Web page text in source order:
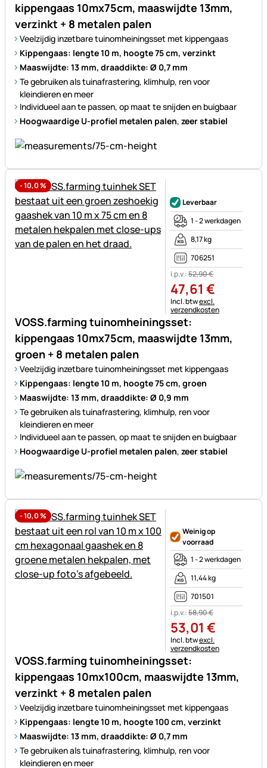
kippengaas 10mx75cm, maaswijdte 13mm,
verzinkt + 8 metalen palen
Veelzijdig inzetbare tuinomheiningsset met kippengaas
Kippengaas: lengte 10 m, hoogte 75 cm, verzinkt
Maaswijdte: 13 mm, draaddikte: Ø 0,7 mm
Te gebruiken als tuinafrastering, klimhulp, ren voor
kleindieren en meer
Individueel aan te passen, op maat te snijden en buigbaar
Hoogwaardige U-profiel metalen palen, zeer stabiel
-10,0%
VOSS.farming tuinomheiningsset:
kippengaas 10mx75cm, maaswijdte 13mm,
groen + 8 metalen palen
Veelzijdig inzetbare tuinomheiningsset met kippengaas
Kippengaas: lengte 10 m, hoogte 75 cm, groen
Maaswijdte: 13 mm, draaddikte: Ø 0,9 mm
Te gebruiken als tuinafrastering, klimhulp, ren voor
kleindieren en meer
Individueel aan te passen, op maat te snijden en buigbaar
Hoogwaardige U-profiel metalen palen, zeer stabiel
Leverbaar
1 - 2 werkdagen
8,17 kg
706251
i.p.v.:52,90€
47,61 €
Belastinginformatie:
Incl. btwexcl.
verzendkosten
-10,0%
VOSS.farming tuinomheiningsset:
kippengaas 10mx100cm, maaswijdte 13mm,
verzinkt + 8 metalen palen
Veelzijdig inzetbare tuinomheiningsset met kippengaas
Kippengaas: lengte 10 m, hoogte 100 cm, verzinkt
Maaswijdte: 13 mm, draaddikte: Ø 0,7 mm
Te gebruiken als tuinafrastering, klimhulp, ren voor
kleindieren en meer
Weinig op
voorraad
1 - 2 werkdagen
11,44 kg
701501
i.p.v.:58,90€
53,01 €
Belastinginformatie:
Incl. btwexcl.
verzendkosten